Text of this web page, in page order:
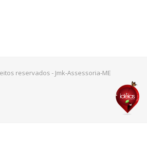
reservados - Jmk-Assessoria-ME